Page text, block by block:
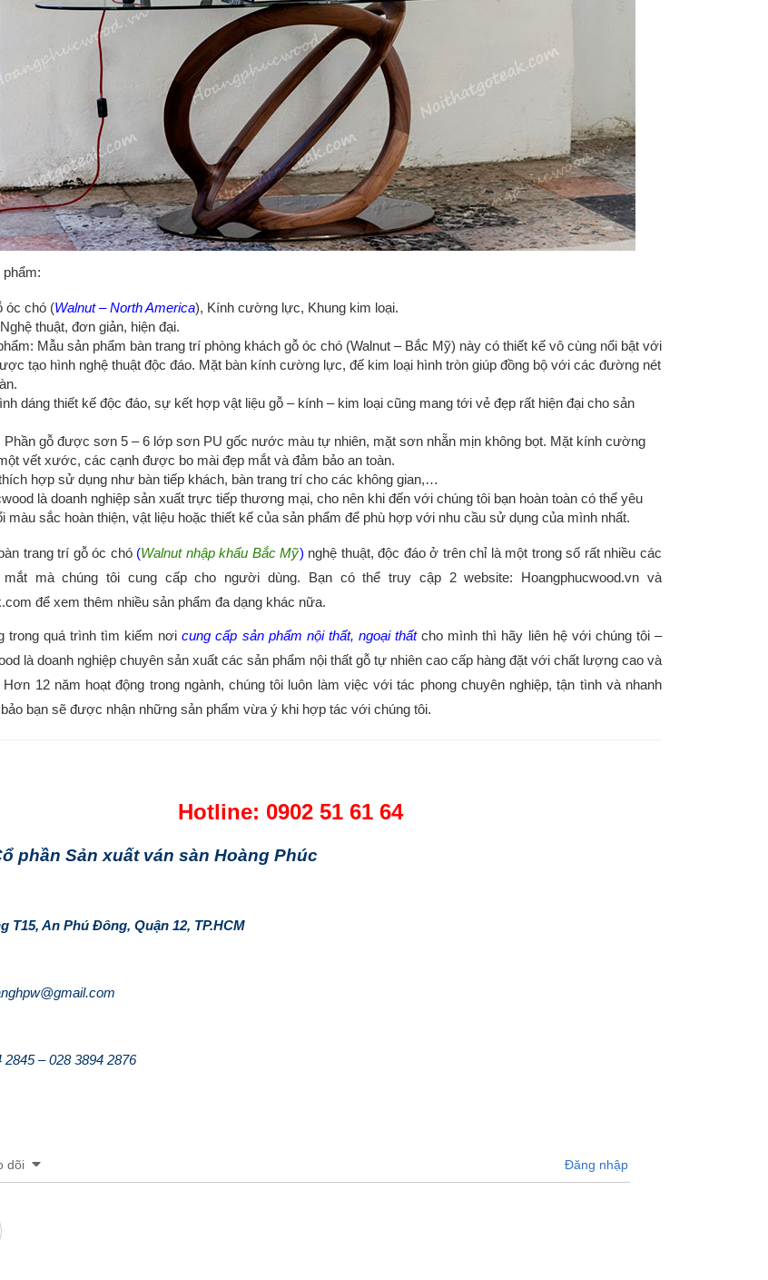
phẩm:
óc chó (Walnut – North America), Kính cường lực, Khung kim loại.
thuật, đơn giản, hiện đại.
Mẫu sản phẩm bàn trang trí phòng khách gỗ óc chó (Walnut – Bắc Mỹ) này có thiết kế vô cùng nổi bật với
tạo hình nghệ thuật độc đáo. Mặt bàn kính cường lực, đế kim loại hình tròn giúp đồng bộ với các đường nét
dáng thiết kế độc đáo, sự kết hợp vật liệu gỗ – kính – kim loại cũng mang tới vẻ đẹp rất hiện đại cho sản
Phần gỗ được sơn 5 – 6 lớp sơn PU gốc nước màu tự nhiên, mặt sơn nhẵn mịn không bọt. Mặt kính cường
vết xước, các cạnh được bo mài đẹp mắt và đảm bảo an toàn.
hợp sử dụng như bàn tiếp khách, bàn trang trí cho các không gian,…
là doanh nghiệp sản xuất trực tiếp thương mại, cho nên khi đến với chúng tôi bạn hoàn toàn có thể yêu
màu sắc hoàn thiện, vật liệu hoặc thiết kế của sản phẩm để phù hợp với nhu cầu sử dụng của mình nhất.
trang trí gỗ óc chó (Walnut nhập khẩu Bắc Mỹ) nghệ thuật, độc đáo ở trên chỉ là một trong số rất nhiều các
mà chúng tôi cung cấp cho người dùng. Bạn có thể truy cập 2 website: Hoangphucwood.vn và
để xem thêm nhiều sản phẩm đa dạng khác nữa.
trong quá trình tìm kiếm nơicung cấp sản phẩm nội thất, ngoại thất cho mình thì hãy liên hệ với chúng tôi –
là doanh nghiệp chuyên sản xuất các sản phẩm nội thất gỗ tự nhiên cao cấp hàng đặt với chất lượng cao và
12 năm hoạt động trong ngành, chúng tôi luôn làm việc với tác phong chuyên nghiệp, tận tình và nhanh
bạn sẽ được nhận những sản phẩm vừa ý khi hợp tác với chúng tôi.
Hotline: 0902 51 61 64
phần Sản xuất ván sàn Hoàng Phúc
T15, An Phú Đông, Quận 12, TP.HCM
2845 – 028 3894 2876
dõi Đăng nhập